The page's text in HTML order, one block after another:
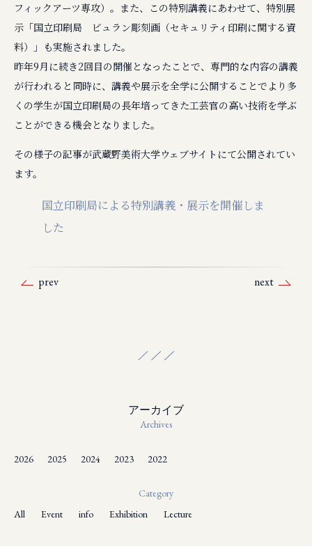
フィックアーツ専攻）。また、この特別講義にあわせて、特別展
示「国立印刷局 ビュラン彫刻画（セキュリティ印刷に関する資
料）」も実施されました。
昨年9月に続き2回目の開催となったことで、専門的な内容の講義
が行われると同時に、講義や展示を全学に公開することでより多
くの学生が国立印刷局の長年培ってきた工芸官の高い技術を学ぶ
ことができる機会となりました。
その様子の記事が武蔵野美術大学ウェブサイトにて公開されてい
ます。
国立印刷局による特別講義・展示を開催しま
した
prev next
アーカイブ
Archives
2026 2025 2024 2023 2022
Category
All
Event info Exhibition Lecture